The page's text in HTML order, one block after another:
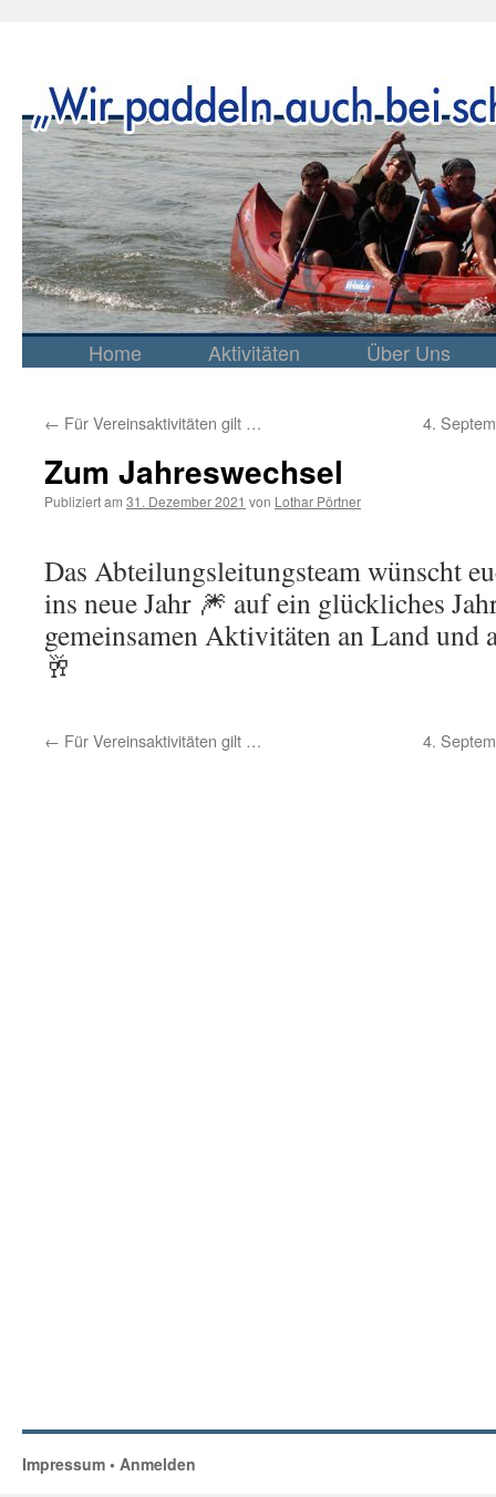
Springe
Inhalt
Home Aktivitäten Über Uns
← Für Vereinsaktivitäten gilt … 4.
Zum Jahreswechsel
Publiziert am 31. Dezember 2021 von Lothar Pörtner
Das Abteilungsleitungsteam wünscht
ins neue Jahr 🎆 auf ein glückliches
gemeinsamen Aktivitäten an Land und
🥂
← Für Vereinsaktivitäten gilt … 4.
Impressum • Anmelden